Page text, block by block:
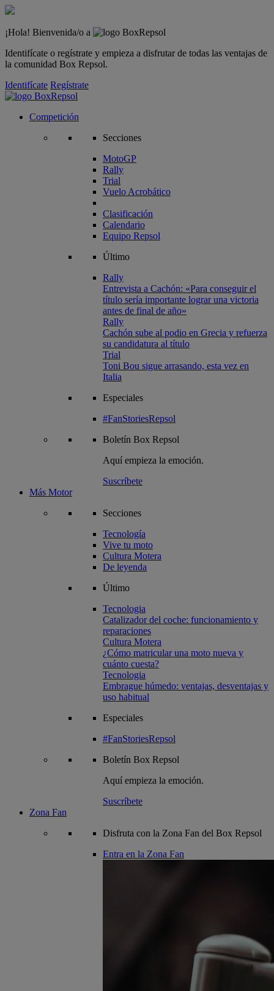
¡Hola! Bienvenida/o a
Identifícate o regístrate y empieza a disfrutar de todas las ventajas de
la comunidad Box Repsol.
Identifícate Regístrate
Competición
Secciones
MotoGP
Rally
Trial
Vuelo Acrobático
Clasificación
Calendario
Equipo Repsol
Último
Rally
Entrevista a Cachón: «Para conseguir el
título sería importante lograr una victoria
antes de final de año»
Rally
Cachón sube al podio en Grecia y refuerza
su candidatura al título
Trial
Toni Bou sigue arrasando, esta vez en
Italia
Especiales
#FanStoriesRepsol
Boletín Box Repsol
Aquí empieza la emoción.
Suscríbete
Más Motor
Secciones
Tecnología
Vive tu moto
Cultura Motera
De leyenda
Último
Tecnologia
Catalizador del coche: funcionamiento y
reparaciones
Cultura Motera
¿Cómo matricular una moto nueva y
cuánto cuesta?
Tecnologia
Embrague húmedo: ventajas, desventajas y
uso habitual
Especiales
#FanStoriesRepsol
Boletín Box Repsol
Aquí empieza la emoción.
Suscríbete
Zona Fan
Disfruta con la Zona Fan del Box Repsol
Entra en la Zona Fan